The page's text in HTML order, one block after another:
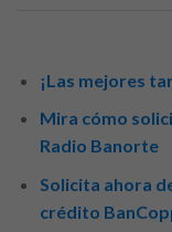
¡Las mejores
Mira cómo
Radio Banorte
Solicita ahora
crédito